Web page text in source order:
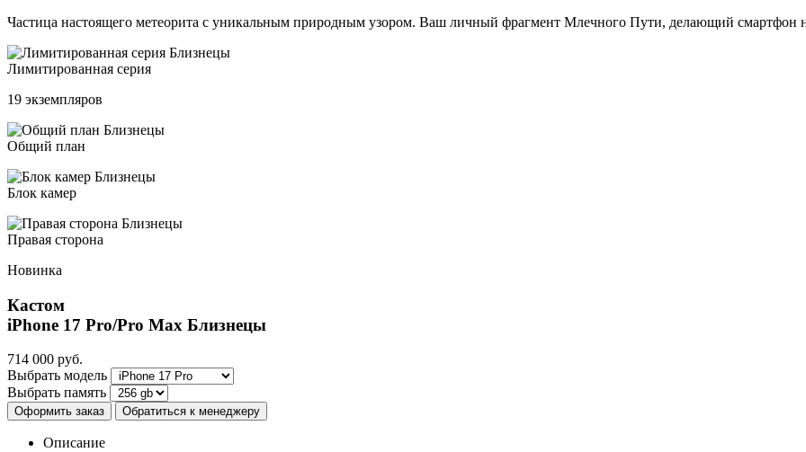
Частица настоящего метеорита с уникальным природным узором. Ваш личный фрагмент Млечного Пути, делающий смартфон
Лимитированная серия
19 экземпляров
Общий план
Блок камер
Правая сторона
Новинка
Кастом
iPhone 17 Pro/Pro Max Близнецы
714 000 руб.
Выбрать модель
Выбрать память
Оформить заказ Обратиться к менеджеру
Описание